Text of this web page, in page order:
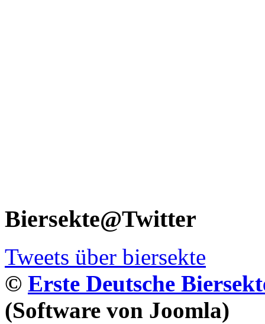
Biersekte@Twitter
Tweets über biersekte
© Erste Deutsche
(Software von Joomla)